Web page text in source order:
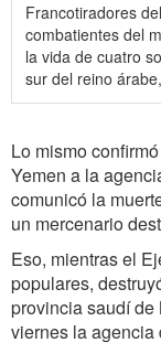
Francotiradores
combatientes del
la vida de cuatro
sur del reino
Lo mismo
Yemen a la
comunicó la
un mercenario
Eso, mientras el
populares,
provincia saudí de
viernes la